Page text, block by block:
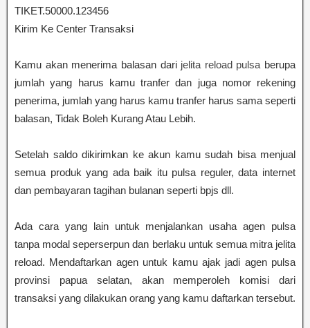
TIKET.50000.123456
Kirim Ke Center Transaksi
Kamu akan menerima balasan dari jelita reload pulsa berupa
jumlah yang harus kamu tranfer dan juga nomor rekening
penerima, jumlah yang harus kamu tranfer harus sama seperti
balasan, Tidak Boleh Kurang Atau Lebih.
Setelah saldo dikirimkan ke akun kamu sudah bisa menjual
semua produk yang ada baik itu pulsa reguler, data internet
dan pembayaran tagihan bulanan seperti bpjs dll.
Ada cara yang lain untuk menjalankan usaha agen pulsa
tanpa modal seperserpun dan berlaku untuk semua mitra jelita
reload. Mendaftarkan agen untuk kamu ajak jadi agen pulsa
provinsi papua selatan, akan memperoleh komisi dari
transaksi yang dilakukan orang yang kamu daftarkan tersebut.